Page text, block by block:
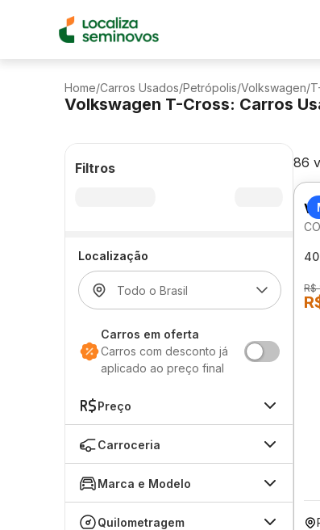
Home/Carros Usados/Petrópolis/Volkswagen/
Volkswagen T-Cross: Carros
Filtros
Localização
Carros em oferta
Carros com desconto já
aplicado ao preço final
Preço
Carroceria
Marca e Modelo
Quilometragem
86
R$